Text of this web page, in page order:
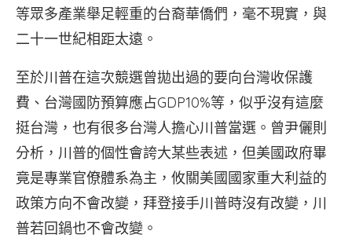
等眾多產業舉足輕重的台裔華僑們，毫不現實，與
二十一世紀相距太遠。
至於川普在這次競選曾拋出過的要向台灣收保護
費、台灣國防預算應占GDP10%等，似乎沒有這麼
挺台灣，也有很多台灣人擔心川普當選。曾尹儷則
分析，川普的個性會誇大某些表述，但美國政府畢
竟是專業官僚體系為主，攸關美國國家重大利益的
政策方向不會改變，拜登接手川普時沒有改變，川
普若回鍋也不會改變。